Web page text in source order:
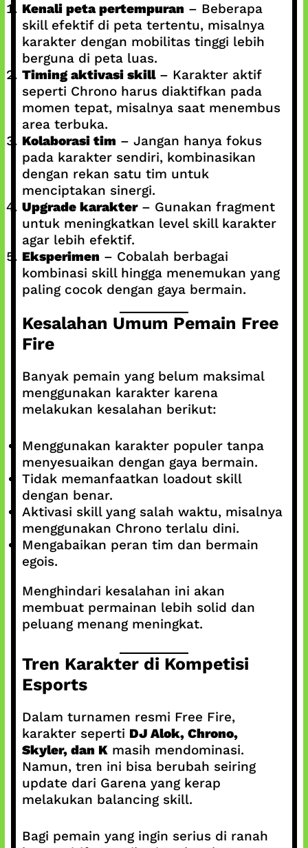
Kenali peta pertempuran – Beberapa
skill efektif di peta tertentu, misalnya
karakter dengan mobilitas tinggi lebih
berguna di peta luas.
Timing aktivasi skill– Karakter aktif
seperti Chrono harus diaktifkan pada
momen tepat, misalnya saat menembus
area terbuka.
Kolaborasi tim – Jangan hanya fokus
pada karakter sendiri, kombinasikan
dengan rekan satu tim untuk
menciptakan sinergi.
Upgrade karakter– Gunakan fragment
untuk meningkatkan level skill karakter
agar lebih efektif.
Eksperimen – Cobalah berbagai
kombinasi skill hingga menemukan yang
paling cocok dengan gaya bermain.
Kesalahan Umum Pemain Free
Fire
Banyak pemain yang belum maksimal
menggunakan karakter karena
melakukan kesalahan berikut:
Menggunakan karakter populer tanpa
menyesuaikan dengan gaya bermain.
Tidak memanfaatkan loadout skill
dengan benar.
Aktivasi skill yang salah waktu, misalnya
menggunakan Chrono terlalu dini.
Mengabaikan peran tim dan bermain
egois.
Menghindari kesalahan ini akan
membuat permainan lebih solid dan
peluang menang meningkat.
Tren Karakter di Kompetisi
Esports
Dalam turnamen resmi Free Fire,
karakter seperti DJ Alok, Chrono,
Skyler, dan Kmasih mendominasi.
Namun, tren ini bisa berubah seiring
update dari Garena yang kerap
melakukan balancing skill.
Bagi pemain yang ingin serius di ranah